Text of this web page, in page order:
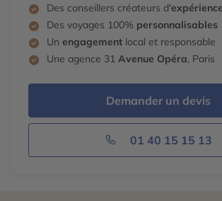
Des conseillers créateurs d'
Des voyages 100% personnalisables
Un engagement local et responsable
Une agence 31 Avenue Opéra, Paris
Demander un devis
01 40 15 15 13